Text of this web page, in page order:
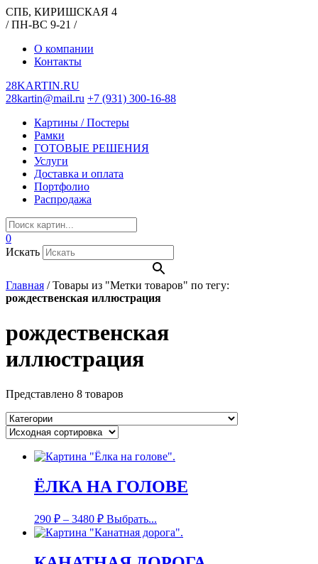
СПБ, КИРИШСКАЯ 4
/ ПН-ВС 9-21 /
О компании
Контакты
28KARTIN.RU
28kartin@mail.ru +7 (931) 300-16-88
Картины / Постеры
Рамки
ГОТОВЫЕ РЕШЕНИЯ
Услуги
Доставка и оплата
Портфолио
Распродажа
0
Искать
Главная /Товары из "Метки товаров" по тегу:
рождественская иллюстрация
рождественская
иллюстрация
Представлено 8 товаров
ЁЛКА НА ГОЛОВЕ
290 ₽ – 3480 ₽ Выбрать...